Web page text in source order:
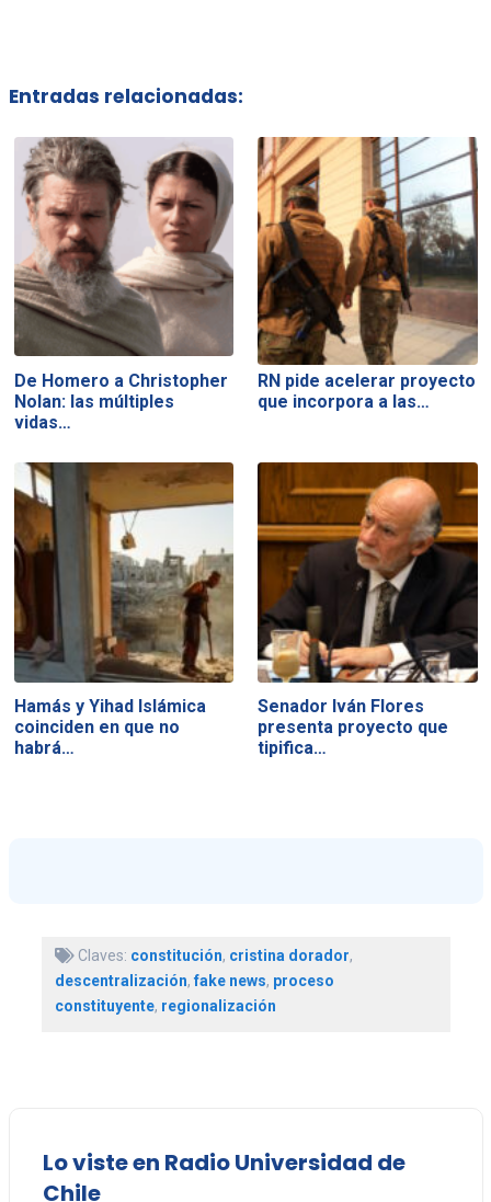
Entradas relacionadas:
De Homero a Christopher
Nolan: las múltiples
vidas…
RN pide acelerar proyecto
que incorpora a las…
Hamás y Yihad Islámica
coinciden en que no
habrá…
Senador Iván Flores
presenta proyecto que
tipifica…
Claves: constitución, cristina dorador,
descentralización,fake news, proceso
constituyente, regionalización
Lo viste en Radio Universidad de
Chile